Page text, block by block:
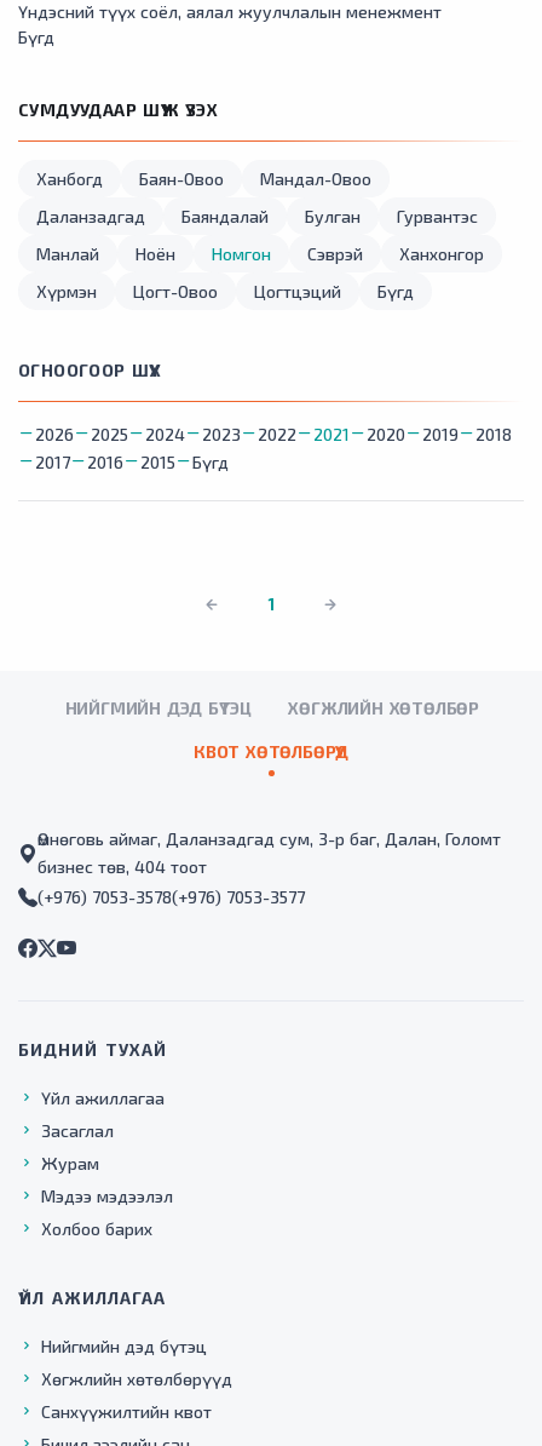
Үндэсний түүх соёл, аялал жуулчлалын менежмент
Бүгд
СУМДУУДААР ШҮҮЖ ҮЗЭХ
Ханбогд Баян-Овоо
Мандал-Овоо
Даланзадгад
Баяндалай Булган
Гурвантэс
Манлай
Ноён Номгон Сэврэй
Ханхонгор
Хүрмэн
Цогт-Овоо Цогтцэций Бүгд
ОГНООГООР ШҮҮХ
2026 2025 2024 2023 2022 2021 2020 2019
2018
2017
2016 2015 Бүгд
1
НИЙГМИЙН ДЭД БҮТЭЦ ХӨГЖЛИЙН ХӨТӨЛБӨР
КВОТ ХӨТӨЛБӨРҮҮД
Өмнөговь аймаг, Даланзадгад сум, 3-р баг, Далан, Голомт
бизнес төв, 404 тоот
(+976) 7053-3578(+976) 7053-3577
БИДНИЙ ТУХАЙ
Үйл ажиллагаа
Засаглал
Журам
Мэдээ мэдээлэл
Холбоо барих
ҮЙЛ АЖИЛЛАГАА
Нийгмийн дэд бүтэц
Хөгжлийн хөтөлбөрүүд
Санхүүжилтийн квот